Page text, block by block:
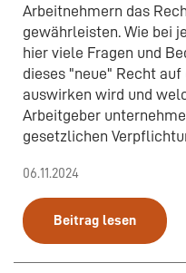
Arbeitnehmern das
gewährleisten. Wie bei
hier viele Fragen und
dieses "neue" Recht
auswirken wird und
Arbeitgeber
gesetzlichen
06.11.2024
Beitrag lesen